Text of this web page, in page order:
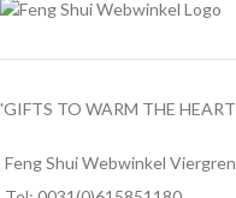
'GIFTS TO WARM THE
Feng Shui Webwinkel